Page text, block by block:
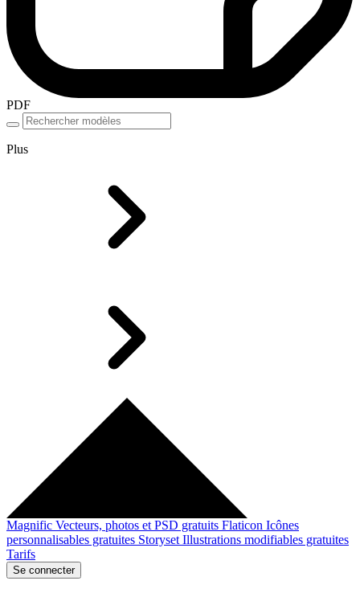
PDF
Plus
Magnific Vecteurs, photos et PSD gratuits Flaticon Icônes
personnalisables gratuites Storyset Illustrations modifiables gratuites
Tarifs
Se connecter